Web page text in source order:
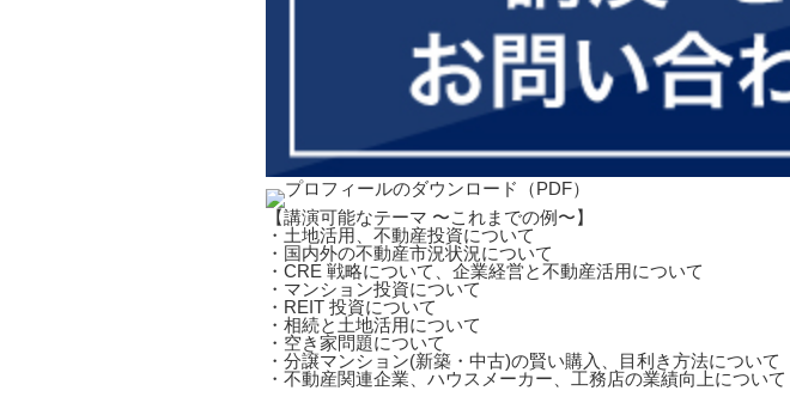
【講演可能なテーマ 〜これまでの例〜】
・土地活用、不動産投資について
・国内外の不動産市況状況について
・CRE 戦略について、企業経営と不動産活用について
・マンション投資について
・REIT 投資について
・相続と土地活用について
・空き家問題について
・分譲マンション(新築・中古)の賢い購入、目利き方法について
・不動産関連企業、ハウスメーカー、工務店の業績向上について